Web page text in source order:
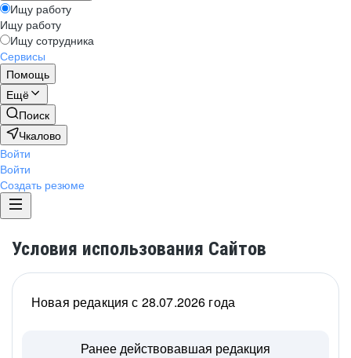
Ищу работу
Ищу работу
Ищу сотрудника
Сервисы
Помощь
Ещё
Поиск
Чкалово
Войти
Войти
Создать резюме
Условия использования Сайтов
Новая редакция с 28.07.2026 года
Ранее действовавшая редакция